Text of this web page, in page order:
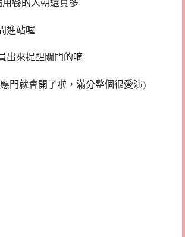
餐的人朝還真多
進站喔
出來提醒關門的唷
門就會開了啦，滿分整個很愛演)